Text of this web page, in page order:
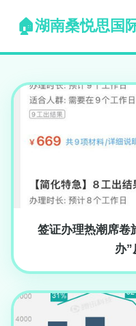
湖南桑悦思国
签证办理热潮席卷
办”